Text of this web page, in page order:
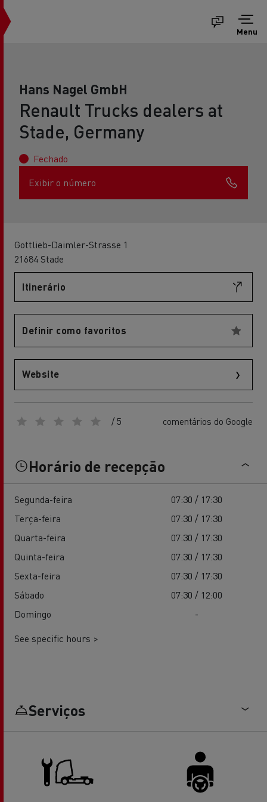
Menu
Hans Nagel GmbH
Renault Trucks dealers at
Stade, Germany
Fechado
Exibir o número
Gottlieb-Daimler-Strasse 1
21684 Stade
Itinerário
Definir como favoritos
Website
/ 5 comentários do Google
Horário de recepção
Segunda-feira
07:30 / 17:30
Terça-feira
07:30 / 17:30
Quarta-feira
07:30 / 17:30
Quinta-feira
07:30 / 17:30
Sexta-feira
07:30 / 17:30
Sábado
07:30 / 12:00
Domingo
-
See specific hours >
Serviços